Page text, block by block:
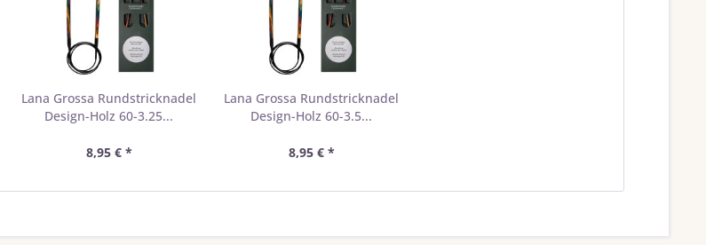
Lana Grossa Rundstricknadel
Design-Holz 60-3.25...
8,95 € *
Lana Grossa Rundstricknadel
Design-Holz 60-3.5...
8,95 € *